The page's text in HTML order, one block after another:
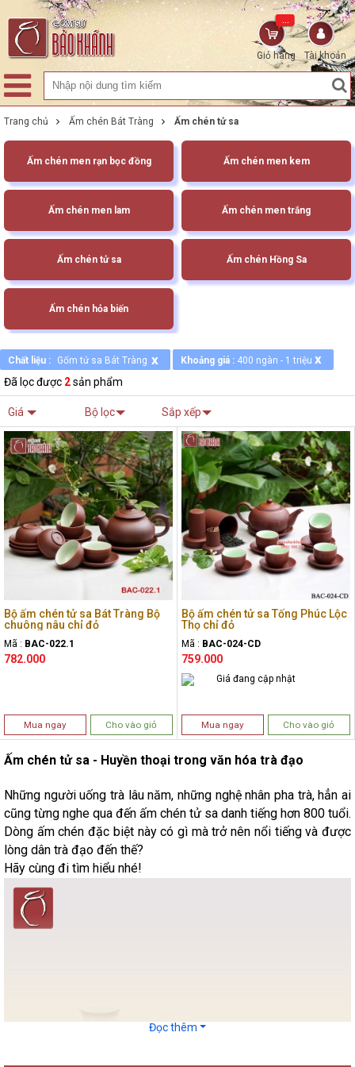
Tài khoản
Giỏ hàng
...
Trang chủ Ấm chén Bát Tràng Ấm chén tử sa
Ấm chén men rạn bọc đồng Ấm chén men kem
Ấm chén men lam Ấm chén men trắng
Ấm chén tử sa Ấm chén Hồng Sa
Ấm chén hỏa biến
Chất liệu : Gốm tử sa Bát Tràng x Khoảng giá : 400 ngàn - 1 triệu x
Đã lọc được 2sản phẩm
Giá Bộ lọc Sắp xếp
Bộ ấm chén tử sa Bát Tràng Bộ
chuông nâu chỉ đỏ
Mã : BAC-022.1
782.000
Mua ngay Cho vào giỏ
Bộ ấm chén tử sa Tống Phúc Lộc
Thọ chỉ đỏ
Mã : BAC-024-CD
759.000
Giá đang cập nhật
Mua ngay Cho vào giỏ
Ấm chén tử sa - Huyền thoại trong văn hóa trà đạo
Những người uống trà lâu năm, những nghệ nhân pha trà, hẳn ai
cũng từng nghe qua đến ấm chén tử sa danh tiếng hơn 800 tuổi.
Dòng ấm chén đặc biệt này có gì mà trở nên nổi tiếng và được
lòng dân trà đạo đến thế?
Hãy cùng đi tìm hiểu nhé!
Đọc thêm